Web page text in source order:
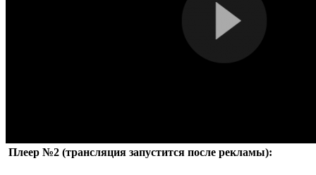
Плеер №2 (трансляция запустится после рекламы):